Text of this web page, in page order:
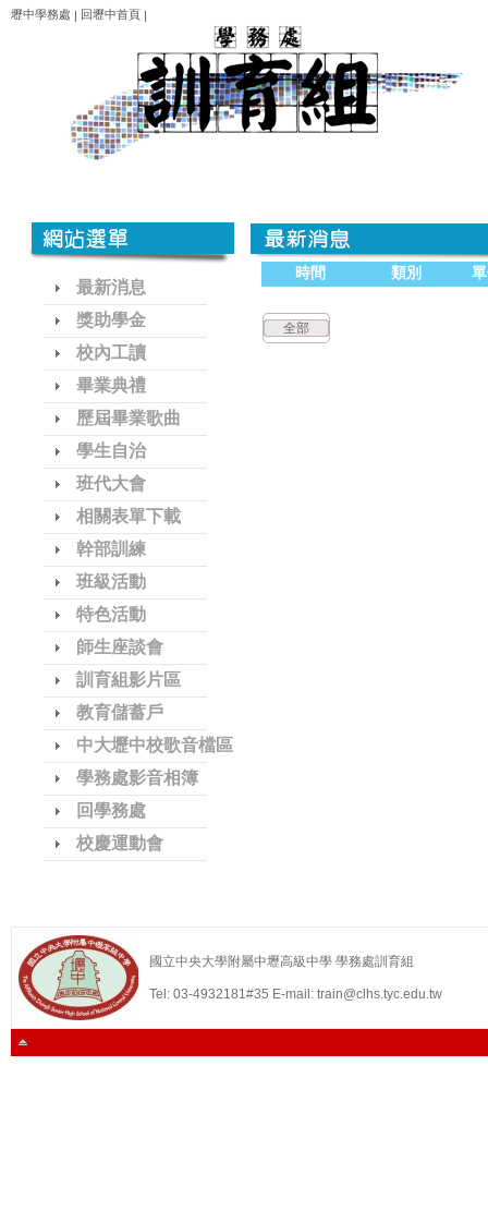
壢中學務處 | 回壢中首頁 |
最新消息
獎助學金
校內工讀
畢業典禮
歷屆畢業歌曲
學生自治
班代大會
相關表單下載
幹部訓練
班級活動
特色活動
師生座談會
訓育組影片區
教育儲蓄戶
中大壢中校歌音檔區
學務處影音相簿
回學務處
校慶運動會
時間 類別
全部
國立中央大學附屬中壢高級中學 學務處訓育組
Tel: 03-4932181#35 E-mail: train@clhs.tyc.edu.tw